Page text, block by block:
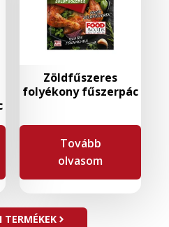
Zöldfűszeres
folyékony fűszerpác
Tovább
olvasom
TERMÉKEK